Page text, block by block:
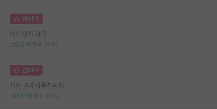
김GPT
이차전지 과목
0 5 3982
김GPT
카이 미래자동차학제
11 3 2052